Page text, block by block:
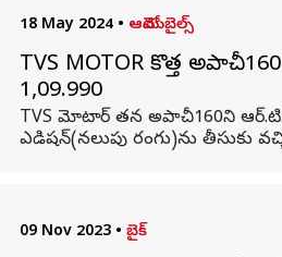
18 May 2024 • ఆటోమొబైల్స్
TVS MOTOR కొత్త
1,09.990
TVS మోటార్ తన అపాచీ160ని
ఎడిషన్(నలుపు రంగు)ను తీసుకు
09 Nov 2023 • బైక్